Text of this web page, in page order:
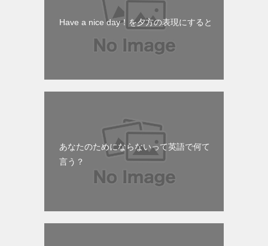
Have a nice day！を夕方の表現にすると
あなたのためにならないって英語で何て
言う？